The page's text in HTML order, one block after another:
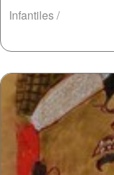
Infantiles /